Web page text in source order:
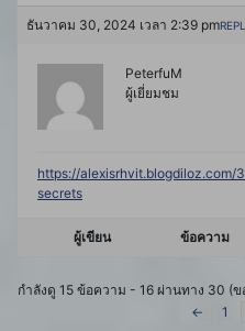
ธันวาคม 30, 2024 เวลา 2:39 pm
PeterfuM
ผู้เยี่ยมชม
https://
secrets
ผู้เขียน ข้อความ
กำลังดู 15 ข้อความ - 16 ผ่านทาง 30 (
←
1